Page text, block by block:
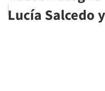
Lucía Salcedo